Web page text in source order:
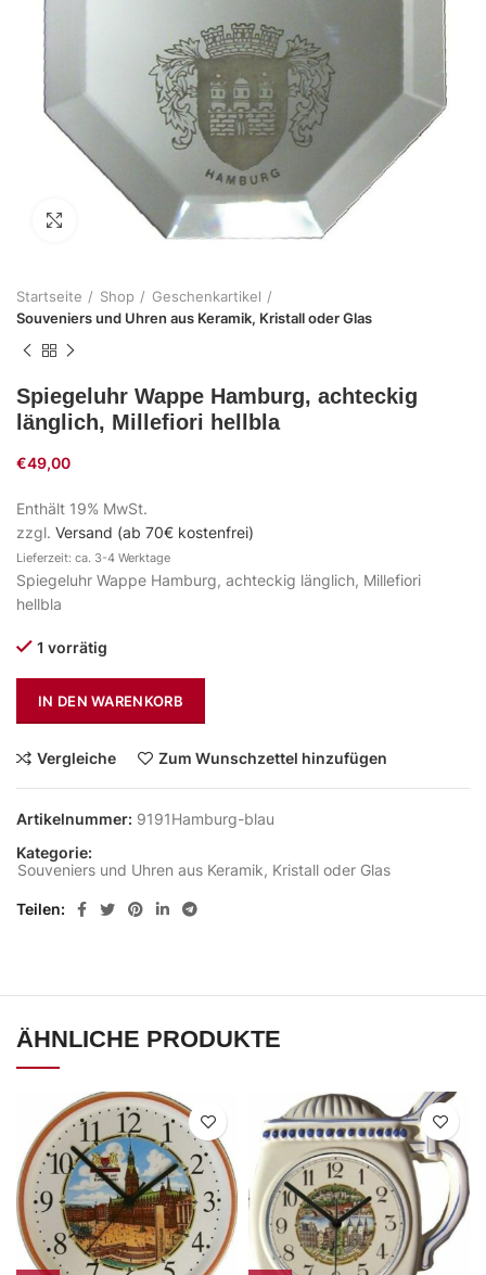
Zum Vergrößern klicken
Startseite Shop
Geschenkartikel
Souveniers und Uhren aus Keramik, Kristall oder Glas
Spiegeluhr Wappe Hamburg, achteckig
länglich, Millefiori hellbla
€49,00
Enthält 19% MwSt.
zzgl. Versand (ab 70€ kostenfrei)
Lieferzeit: ca. 3-4 Werktage
Spiegeluhr Wappe Hamburg, achteckig länglich, Millefiori
hellbla
1 vorrätig
IN DEN WARENKORB
Vergleiche Zum Wunschzettel hinzufügen
Artikelnummer: 9191Hamburg-blau
Kategorie:
Souveniers und Uhren aus Keramik, Kristall oder Glas
Teilen
ÄHNLICHE PRODUKTE